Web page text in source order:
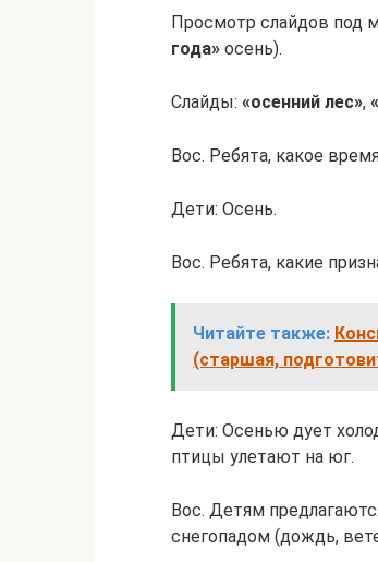
Просмотр слайдов под
года» осень).
Слайды: «осенний лес»,
Вос. Ребята, какое
Дети: Осень.
Вос. Ребята, какие
Читайте также:
(старшая,
Дети: Осенью дует
птицы улетают на юг.
Вос. Детям
снегопадом (дождь,